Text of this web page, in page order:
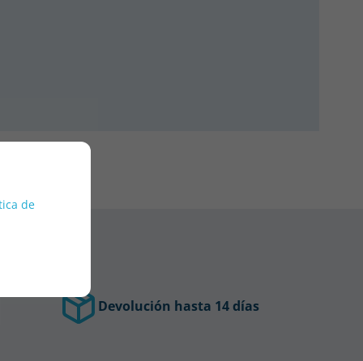
de
Devolución hasta 14 días